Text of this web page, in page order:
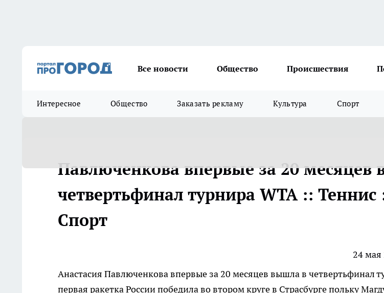
Все новости Общество Происшествия
Интересное Общество Заказать рекламу Культура Спорт
Павлюченкова впервые за 20 месяцев
четвертьфинал турнира WTA ::
Спорт
24 мая
Анастасия Павлюченкова впервые за 20 месяцев вышла в четвертьфинал
первая ракетка России победила во втором круге в Страсбурге польку